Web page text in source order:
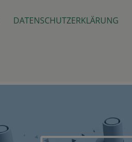
DATENSCHUTZERKLÄRUNG